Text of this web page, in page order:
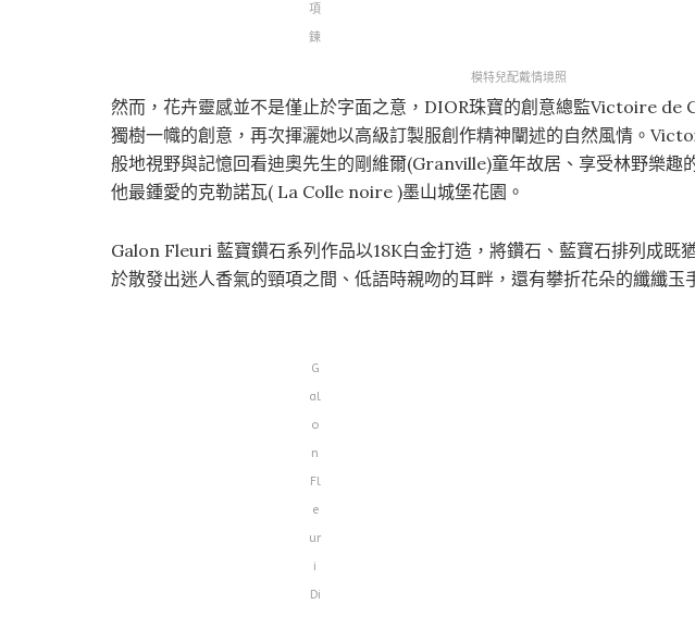
項
鍊
模特兒配戴情境照
然而，花卉靈感並不是僅止於字面之意，DIOR珠寶的創意總監Victoire de
獨樹一幟的創意，再次揮灑她以高級訂製服創作精神闡述的自然風情。
般地視野與記憶回看迪奧先生的剛維爾(Granville)童年故居、享受林野樂
他最鍾愛的克勒諾瓦( La Colle noire )墨山城堡花園。
Galon Fleuri 藍寶鑽石系列作品以18K白金打造，將鑽石、藍寶石排列成既
於散發出迷人香氣的頸項之間、低語時親吻的耳畔，還有攀折花朵的纖纖玉
G
al
o
n
Fl
e
ur
i
Di